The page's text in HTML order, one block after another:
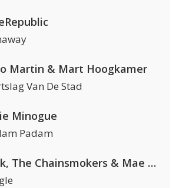
Martin & Mart Hoogkamer
Van De Stad
Minogue
Padam
Alok, The Chainsmokers & Mae Stephens